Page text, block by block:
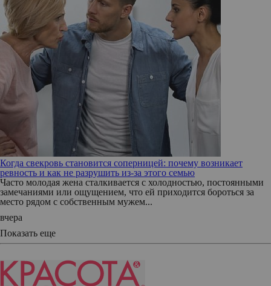
Когда свекровь становится соперницей: почему возникает
ревность и как не разрушить из-за этого семью
Часто молодая жена сталкивается с холодностью, постоянными
замечаниями или ощущением, что ей приходится бороться за
место рядом с собственным мужем...
вчера
Показать еще